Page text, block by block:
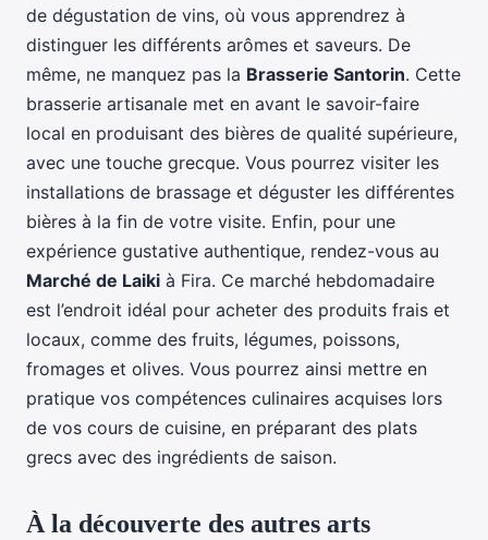
de dégustation de vins, où vous apprendrez à
distinguer les différents arômes et saveurs. De
même, ne manquez pas la Brasserie Santorin. Cette
brasserie artisanale met en avant le savoir-faire
local en produisant des bières de qualité supérieure,
avec une touche grecque. Vous pourrez visiter les
installations de brassage et déguster les différentes
bières à la fin de votre visite. Enfin, pour une
expérience gustative authentique, rendez-vous au
Marché de Laiki à Fira. Ce marché hebdomadaire
est l’endroit idéal pour acheter des produits frais et
locaux, comme des fruits, légumes, poissons,
fromages et olives. Vous pourrez ainsi mettre en
pratique vos compétences culinaires acquises lors
de vos cours de cuisine, en préparant des plats
grecs avec des ingrédients de saison.
À la découverte des autres arts